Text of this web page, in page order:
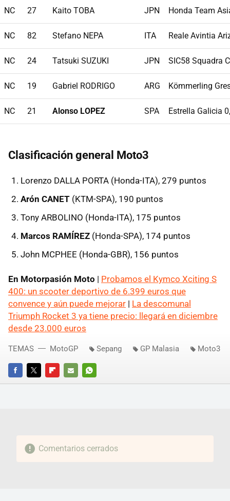
NC 27 Kaito TOBA JPN Honda Team
NC 82 Stefano NEPA ITA Reale Avintia
NC 24 Tatsuki SUZUKI JPN SIC58 Squadra
NC 19 Gabriel RODRIGO ARG Kömmerling
NC 21 Alonso LOPEZ SPA Estrella Galicia
Clasificación general Moto3
Lorenzo DALLA PORTA (Honda-ITA), 279 puntos
Arón CANET (KTM-SPA), 190 puntos
Tony ARBOLINO (Honda-ITA), 175 puntos
Marcos RAMÍREZ (Honda-SPA), 174 puntos
John MCPHEE (Honda-GBR), 156 puntos
En Motorpasión Moto | Probamos el Kymco Xciting S
400: un scooter deportivo de 6.399 euros que
convence y aún puede mejorar | La descomunal
Triumph Rocket 3 ya tiene precio: llegará en diciembre
desde 23.000 euros
FACEBOOKTWITTERFLIPBOARD
E-
WHATSAPP
TEMAS MotoGP Sepang GP Malasia Moto3
Comentarios cerrados